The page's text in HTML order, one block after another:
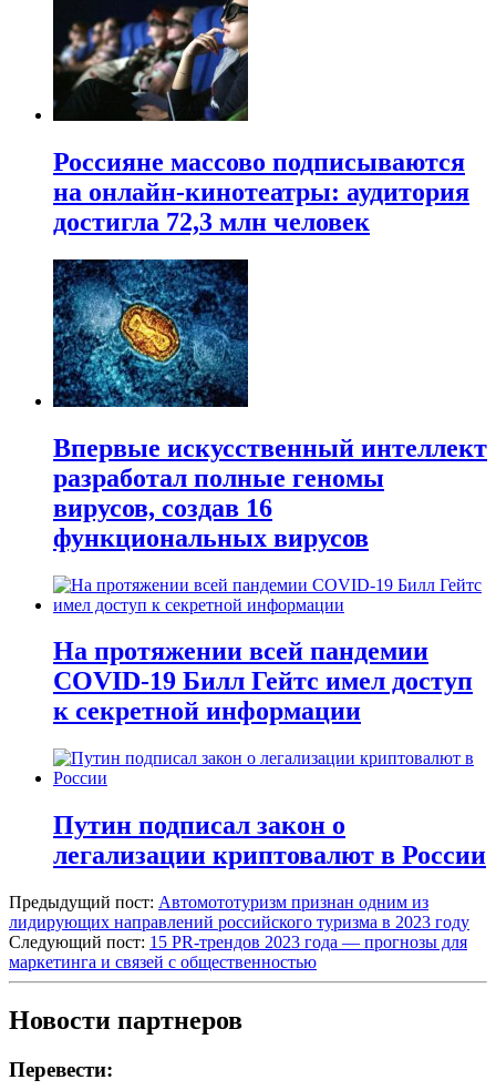
Россияне массово подписываются
на онлайн-кинотеатры: аудитория
достигла 72,3 млн человек
Впервые искусственный интеллект
разработал полные геномы
вирусов, создав 16
функциональных вирусов
На протяжении всей пандемии
COVID-19 Билл Гейтс имел доступ
к секретной информации
Путин подписал закон о
легализации криптовалют в России
Предыдущий пост: Автомототуризм признан одним из
лидирующих направлений российского туризма в 2023 году
Следующий пост: 15 PR-трендов 2023 года — прогнозы для
маркетинга и связей с общественностью
Новости партнеров
Перевести: